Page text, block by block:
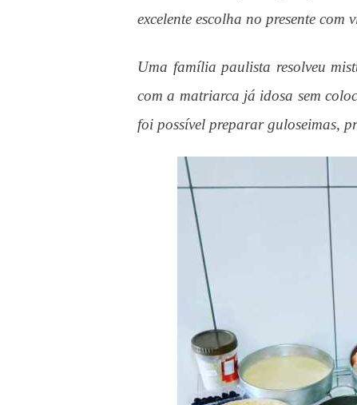
excelente escolha no presente com
Uma família paulista resolveu
com a matriarca já idosa sem
foi possível preparar guloseimas,